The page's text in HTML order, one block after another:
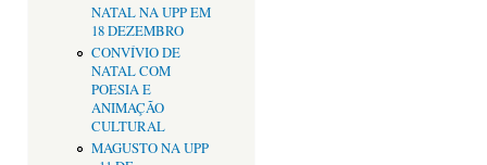
NATAL NA UPP EM
18 DEZEMBRO
CONVÍVIO DE
NATAL COM
POESIA E
ANIMAÇÃO
CULTURAL
MAGUSTO NA UPP